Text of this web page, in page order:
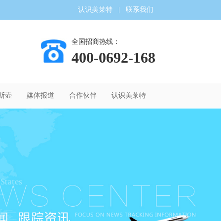
认识美莱特 联系我们
全国招商热线：
400-0692-168
壶 媒体报道 合作伙伴 认识美莱特